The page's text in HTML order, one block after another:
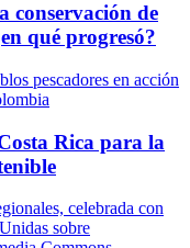
conservación de
qué progresó?
Rica para la